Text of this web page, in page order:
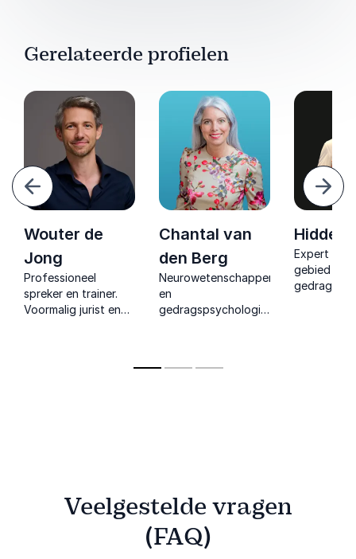
Gerelateerde profielen
Wouter de
Jong
Professioneel
spreker en trainer.
Voormalig jurist en
Chantal van
den Berg
Neurowetenschapper
en
gedragspsychologie-
strategieën voor
Hidde
Expert op
gebied van
Veelgestelde vragen
(FAQ)